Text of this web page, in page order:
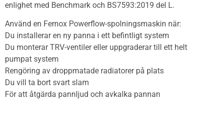
enlighet med Benchmark och BS7593:2019 del L.
Använd en Fernox Powerflow-spolningsmaskin när:
Du installerar en ny panna i ett befintligt system
Du monterar TRV-ventiler eller uppgraderar till ett helt
pumpat system
Rengöring av droppmatade radiatorer på plats
Du vill ta bort svart slam
För att åtgärda pannljud och avkalka pannan